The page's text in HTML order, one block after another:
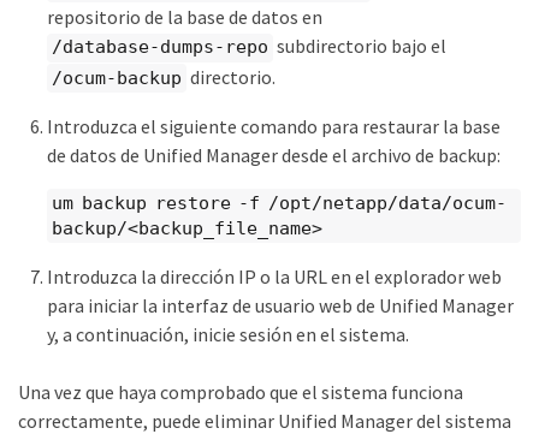
repositorio de la base de datos en
/database-dumps-repo subdirectorio bajo el
/ocum-backup directorio.
Introduzca el siguiente comando para restaurar la base
de datos de Unified Manager desde el archivo de backup:
um backup restore -f /opt/netapp/data/ocum-
backup/<backup_file_name>
Introduzca la dirección IP o la URL en el explorador web
para iniciar la interfaz de usuario web de Unified Manager
y, a continuación, inicie sesión en el sistema.
Una vez que haya comprobado que el sistema funciona
correctamente, puede eliminar Unified Manager del sistema